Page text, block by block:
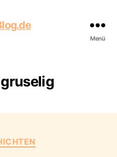
Menü
gruselig